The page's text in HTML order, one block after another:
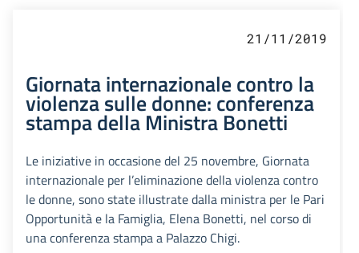
21/11/2019
Giornata internazionale contro la
violenza sulle donne: conferenza
stampa della Ministra Bonetti
Le iniziative in occasione del 25 novembre, Giornata
internazionale per l’eliminazione della violenza contro
le donne, sono state illustrate dalla ministra per le Pari
Opportunità e la Famiglia, Elena Bonetti, nel corso di
una conferenza stampa a Palazzo Chigi.